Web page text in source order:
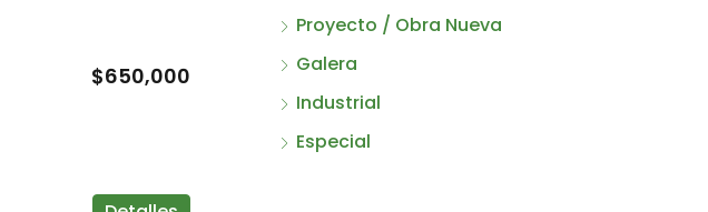
$650,000
Proyecto / Obra Nueva
Galera
Industrial
Especial